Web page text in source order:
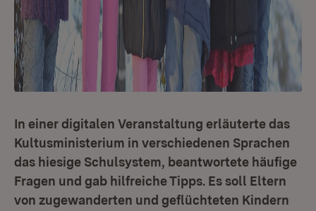
In einer digitalen Veranstaltung erläuterte das
Kultusministerium in verschiedenen Sprachen
das hiesige Schulsystem, beantwortete häufige
Fragen und gab hilfreiche Tipps. Es soll Eltern
von zugewanderten und geflüchteten Kindern